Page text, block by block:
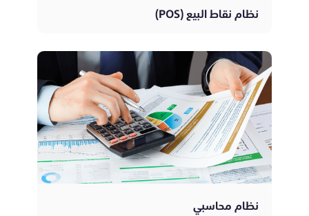
نظام نقاط البيع (POS)
نظام محاسبي